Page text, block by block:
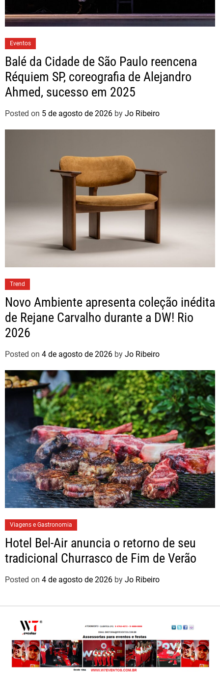
Eventos
Balé da Cidade de São Paulo reencena
Réquiem SP, coreografia de Alejandro
Ahmed, sucesso em 2025
Posted on 5 de agosto de 2026 by Jo Ribeiro
Trend
Novo Ambiente apresenta coleção inédita
de Rejane Carvalho durante a DW! Rio
2026
Posted on 4 de agosto de 2026 by Jo Ribeiro
Viagens e Gastronomia
Hotel Bel-Air anuncia o retorno de seu
tradicional Churrasco de Fim de Verão
Posted on 4 de agosto de 2026 by Jo Ribeiro